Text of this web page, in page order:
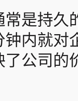
常是持久
钟内就对
了公司的